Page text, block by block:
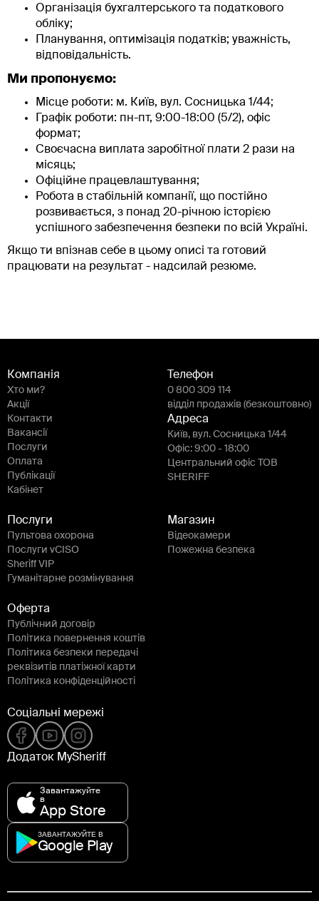
Організація бухгалтерського та податкового
обліку;
Планування, оптимізація податків; уважність,
відповідальність.
Ми пропонуємо:
Місце роботи: м. Київ, вул. Сосницька 1/44;
Графік роботи: пн-пт, 9:00-18:00 (5/2), офіс
формат;
Своєчасна виплата заробітної плати 2 рази на
місяць;
Офіційне працевлаштування;
Робота в стабільній компанії, що постійно
розвивається, з понад 20-річною історією
успішного забезпечення безпеки по всій Україні.
Якщо ти впізнав себе в цьому описі та готовий
працювати на результат - надсилай резюме.
Компанія
Хто ми?
Акції
Контакти
Вакансії
Послуги
Оплата
Публікації
Кабінет
Телефон
0 800 309 114
відділ продажів (безкоштовно)
Адреса
Київ, вул. Сосницька 1/44
Офіс: 9:00 - 18:00
Центральний офіс ТОВ
SHERIFF
Послуги
Пультова охорона
Послуги vCISO
Sheriff VIP
Гуманітарне розмінування
Магазин
Відеокамери
Пожежна безпека
Оферта
Публічний договір
Політика повернення коштів
Політика безпеки передачі
реквізитів платіжної карти
Політика конфіденційності
Соціальні мережі
Додаток MySheriff
Завантажуйте
в
App Store
ЗАВАНТАЖУЙТЕ В
Google Play